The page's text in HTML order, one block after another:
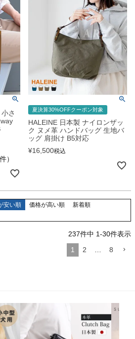
さ
）
夏決算30%OFFクーポン対象
HALEINE 日本製 ナイロンザッ
ク ヌメ革 ハンドバッグ 生地バ
ッグ 肩掛け B5対応
¥16,500税込
安い順 価格が高い順
新着順
237件中 1-30件表示
1
2 8